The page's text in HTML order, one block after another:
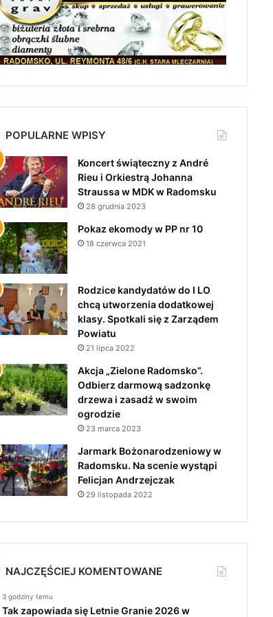
POPULARNE WPISY
Koncert świąteczny z André
Rieu i Orkiestrą Johanna
Straussa w MDK w Radomsku
28 grudnia 2023
Pokaz ekomody w PP nr 10
18 czerwca 2021
Rodzice kandydatów do I LO
chcą utworzenia dodatkowej
klasy. Spotkali się z Zarządem
Powiatu
21 lipca 2022
Akcja „Zielone Radomsko”.
Odbierz darmową sadzonkę
drzewa i zasadź w swoim
ogrodzie
23 marca 2023
Jarmark Bożonarodzeniowy w
Radomsku. Na scenie wystąpi
Felicjan Andrzejczak
29 listopada 2022
NAJCZĘŚCIEJ KOMENTOWANE
3 godziny temu
Tak zapowiada się Letnie Granie 2026 w